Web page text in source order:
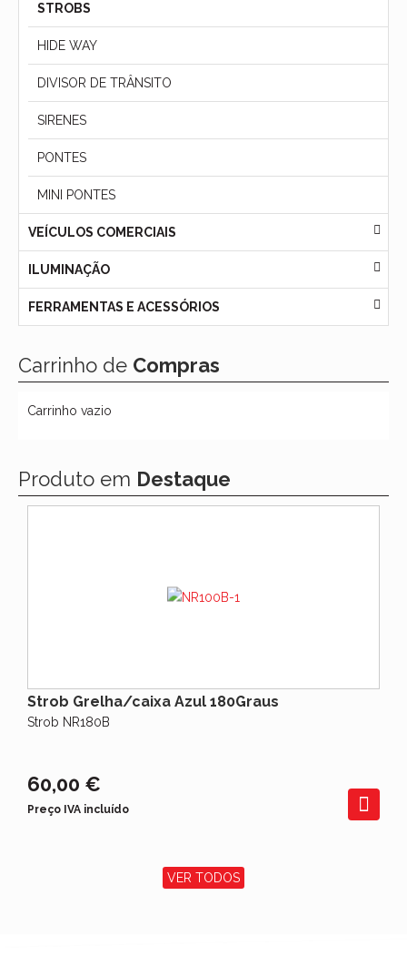
STROBS
HIDE WAY
DIVISOR DE TRÂNSITO
SIRENES
PONTES
MINI PONTES
VEÍCULOS COMERCIAIS
ILUMINAÇÃO
FERRAMENTAS E ACESSÓRIOS
Carrinho de Compras
Carrinho vazio
Produto em Destaque
Strob Grelha/caixa Azul 180Graus
Strob NR180B
60,00 €
Preço IVA incluído
VER TODOS